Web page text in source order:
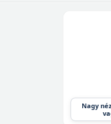
Nagy